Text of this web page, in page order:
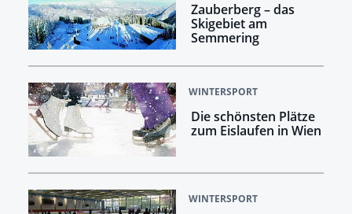
Zauberberg – das
Skigebiet am
Semmering
WINTERSPORT
Die schönsten Plätze
zum Eislaufen in Wien
WINTERSPORT